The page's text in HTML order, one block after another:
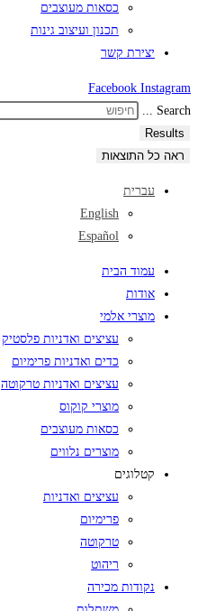
כסאות מעוצבים
תכנון ועיצוב גינות
יצירת קשר
Facebook Instagram
Search ...
Results
ראה כל התוצאות
עברית
English
Español
עמוד הבית
אודות
מוצרי אלמי
עציצים ואדניות פלסטיק
כדים ואדניות פרימיום
עציצים ואדניות טרקוטה
מוצרי קוקוס
כסאות מעוצבים
מוצרים נלווים
קטלוגים
עציצים ואדניות
פרימיום
טרקוטה
ריהוט
נקודות מכירה